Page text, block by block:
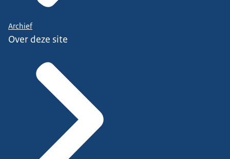
Archief
Over deze site